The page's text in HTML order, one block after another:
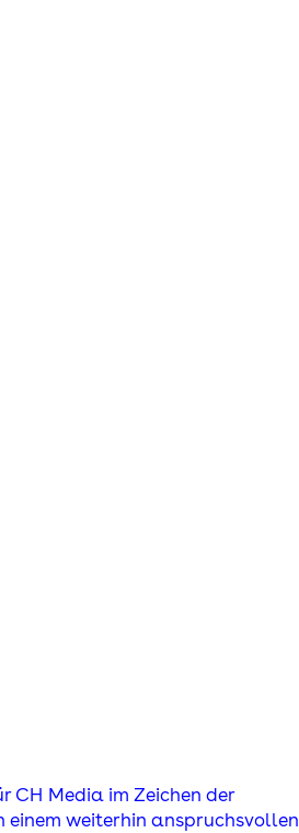
CH Media im Zeichen der
weiterhin anspruchsvollen